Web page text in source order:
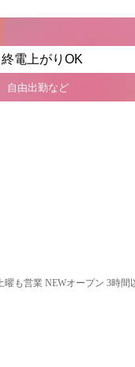
自由出勤など
も営業 NEWオープン 3時